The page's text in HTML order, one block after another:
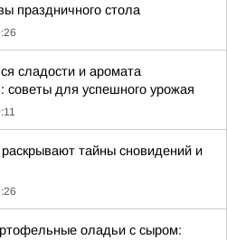
праздничного стола
сладости и аромата
советы для успешного урожая
раскрывают тайны сновидений и
оладьи с сыром: